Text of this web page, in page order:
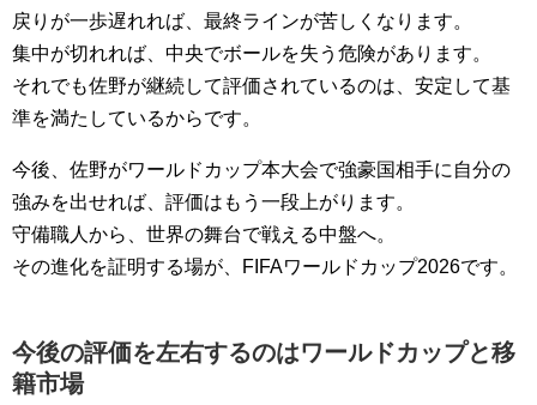
戻りが一歩遅れれば、最終ラインが苦しくなります。
集中が切れれば、中央でボールを失う危険があります。
それでも佐野が継続して評価されているのは、安定して基
準を満たしているからです。
今後、佐野がワールドカップ本大会で強豪国相手に自分の
強みを出せれば、評価はもう一段上がります。
守備職人から、世界の舞台で戦える中盤へ。
その進化を証明する場が、FIFAワールドカップ2026です。
今後の評価を左右するのはワールドカップと移
籍市場